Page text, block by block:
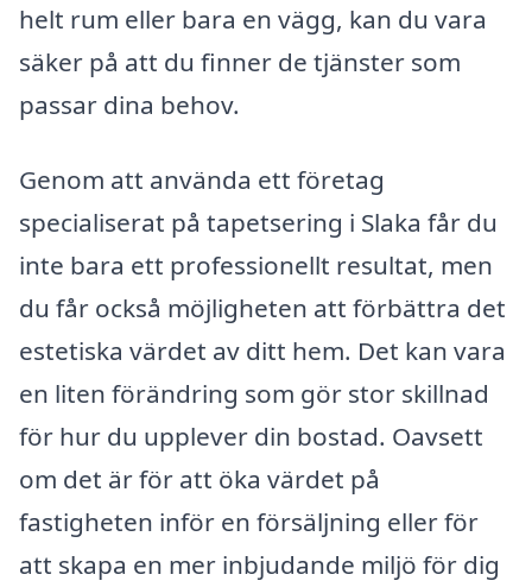
helt rum eller bara en vägg, kan du vara
säker på att du finner de tjänster som
passar dina behov.
Genom att använda ett företag
specialiserat på tapetsering i Slaka får du
inte bara ett professionellt resultat, men
du får också möjligheten att förbättra det
estetiska värdet av ditt hem. Det kan vara
en liten förändring som gör stor skillnad
för hur du upplever din bostad. Oavsett
om det är för att öka värdet på
fastigheten inför en försäljning eller för
att skapa en mer inbjudande miljö för dig